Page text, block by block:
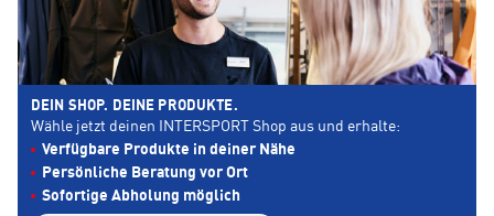
DEIN SHOP. DEINE PRODUKTE.
Wähle jetzt deinen INTERSPORT Shop aus und erhalte:
Verfügbare Produkte in deiner Nähe
Persönliche Beratung vor Ort
Sofortige Abholung möglich